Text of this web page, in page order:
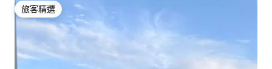
旅客精選
旅客精選